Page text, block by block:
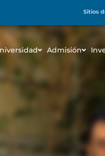
Sitios
Admisión